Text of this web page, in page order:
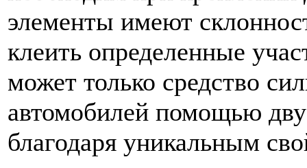
элементы имеют
клеить определенные
может только средство
автомобилей помощью
благодаря уникальным